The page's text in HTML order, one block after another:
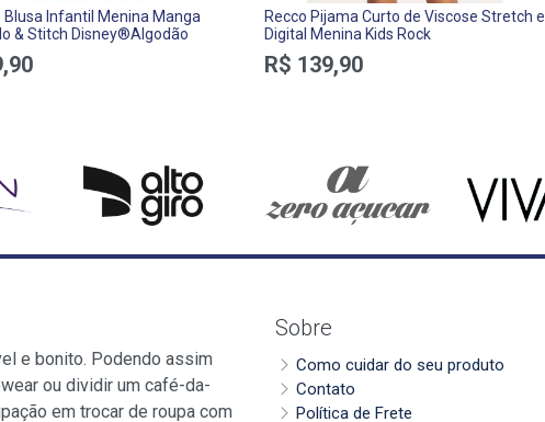
Infantil Menina Manga
& Stitch Disney®Algodão
Recco Pijama Curto de Viscose Stretch e
Digital Menina Kids Rock
R$ 139,90
Sobre
Como cuidar do seu produto
Contato
Política de Frete
e bonito. Podendo assim
ou dividir um café-da-
em trocar de roupa com